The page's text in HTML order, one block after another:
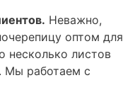
Неважно,
оптом для
несколько листов
Мы работаем с